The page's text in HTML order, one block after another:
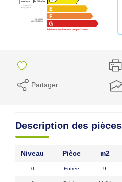
Partager
Description des pièces
Niveau Pièce m2
0 Entrée 9